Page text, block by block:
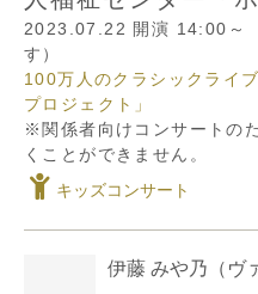
2023.07.22 開演 14:00～
す）
100万人のクラシックライ
プロジェクト」
※関係者向けコンサートの
くことができません。
キッズコンサート
伊藤 みや乃 （ヴ